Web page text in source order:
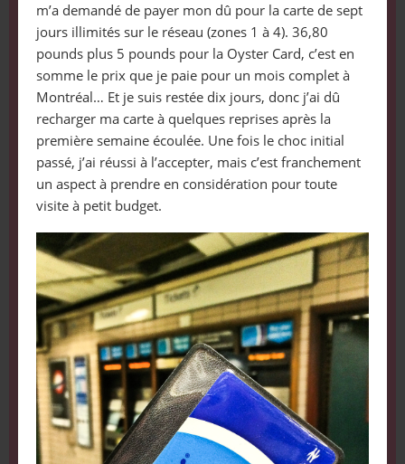
m’a demandé de payer mon dû pour la carte de sept
jours illimités sur le réseau (zones 1 à 4). 36,80
pounds plus 5 pounds pour la Oyster Card, c’est en
somme le prix que je paie pour un mois complet à
Montréal… Et je suis restée dix jours, donc j’ai dû
recharger ma carte à quelques reprises après la
première semaine écoulée. Une fois le choc initial
passé, j’ai réussi à l’accepter, mais c’est franchement
un aspect à prendre en considération pour toute
visite à petit budget.